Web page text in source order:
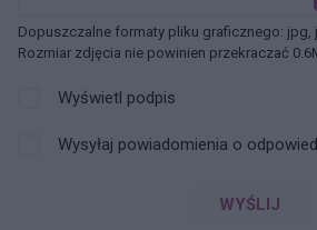
Dopuszczalne formaty pliku graficznego: jpg,
Rozmiar zdjęcia nie powinien przekraczać
Wyświetl podpis
Wysyłaj powiadomienia o
WYŚLIJ